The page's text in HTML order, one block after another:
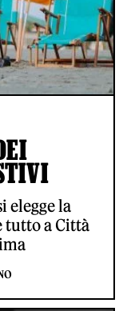
elegge la
tutto a Città